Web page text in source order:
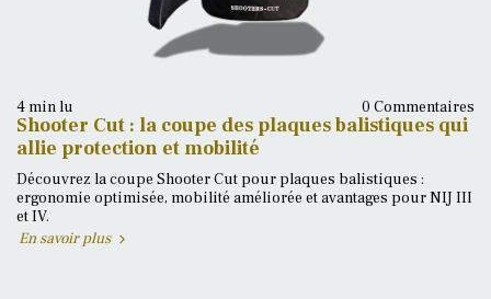
4 min lu 0 Commentaires
Shooter Cut : la coupe des plaques balistiques qui
allie protection et mobilité
Découvrez la coupe Shooter Cut pour plaques balistiques :
ergonomie optimisée, mobilité améliorée et avantages pour NIJ III
et IV.
En savoir plus